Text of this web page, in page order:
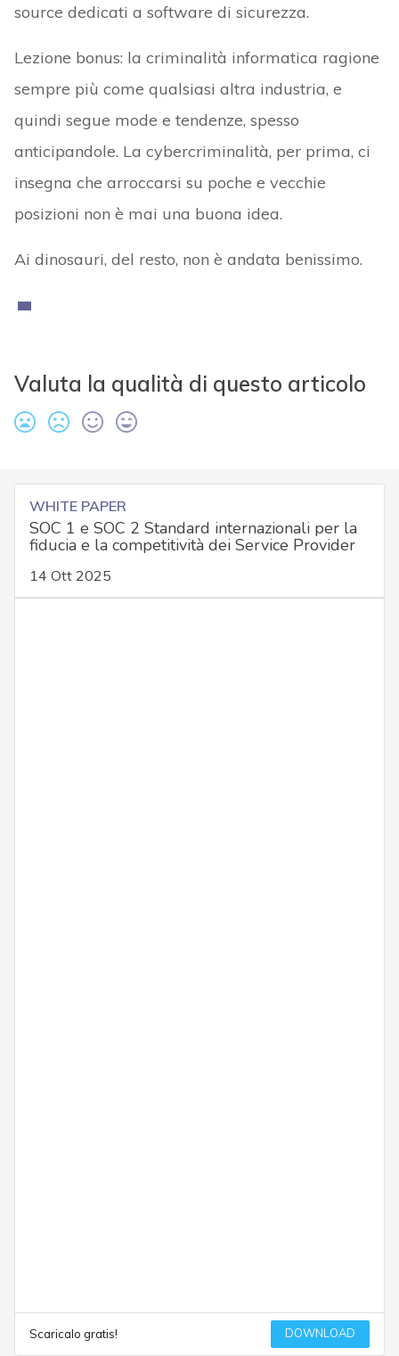
source dedicati a software di sicurezza.
Lezione bonus: la criminalità informatica ragione
sempre più come qualsiasi altra industria, e
quindi segue mode e tendenze, spesso
anticipandole. La cybercriminalità, per prima, ci
insegna che arroccarsi su poche e vecchie
posizioni non è mai una buona idea.
Ai dinosauri, del resto, non è andata benissimo.
Valuta la qualità di questo articolo
WHITE PAPER
SOC 1 e SOC 2 Standard internazionali per la
fiducia e la competitività dei Service Provider
14 Ott 2025
Scaricalo gratis! DOWNLOAD